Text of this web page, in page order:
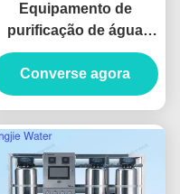
Equipamento de
purificação de água
industrial RO de grande
escala 130m3/H
380V/220V
Converse agora